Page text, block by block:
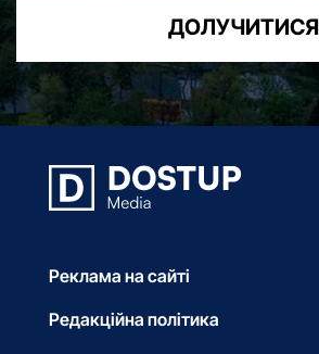
ДОЛУЧИТИСЯ
Реклама на сайті
Редакційна політика